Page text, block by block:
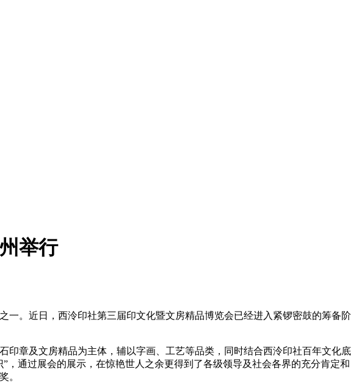
举行
。近日，西泠印社第三届印文化暨文房精品博览会已经进入紧锣密鼓的筹备阶
章及文房精品为主体，辅以字画、工艺等品类，同时结合西泠印社百年文化底
通过展会的展示，在惊艳世人之余更得到了各级领导及社会各界的充分肯定和
。